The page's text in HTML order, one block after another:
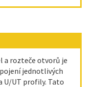
a rozteče otvorů je
jednotlivých
U/UT profily. Tato